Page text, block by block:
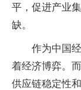
平，促进产业
缺。
作为中国
着经济博弈。
供应链稳定性